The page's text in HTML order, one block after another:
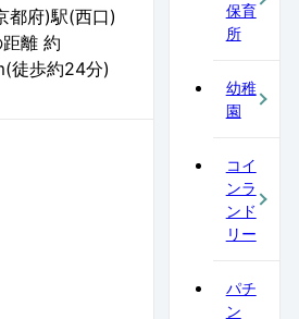
都府)駅(西口)
離 約
徒歩約24分)
保育
所
幼稚
園
コイ
ンラ
ンド
リー
パチ
ン